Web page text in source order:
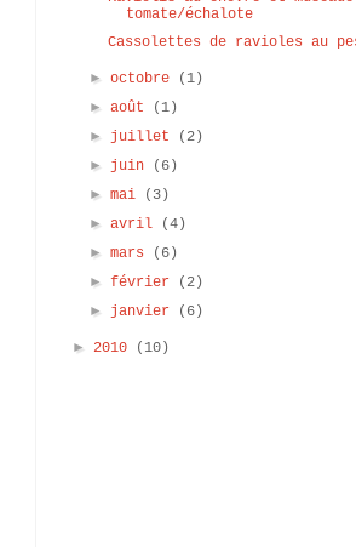
tomate/échalote
Cassolettes de ravioles au
►octobre
(1)
►août
(1)
► juillet
(2)
► juin
(6)
►mai
(3)
►avril
(4)
►mars
(6)
►février
(2)
► janvier (6)
► 2010 (10)